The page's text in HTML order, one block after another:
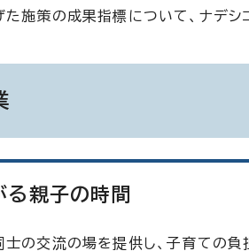
施策の成果指標について、ナデシ
る親子の時間
の交流の場を提供し、子育ての